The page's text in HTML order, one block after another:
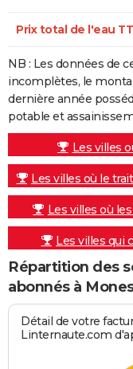
Prix total de l'eau
NB : Les données de
incomplètes, le
dernière année
potable et
Les villes
Les villes où le
Les villes où
Les villes qui
Répartition des
abonnés à
Détail de votre
Linternaute.com